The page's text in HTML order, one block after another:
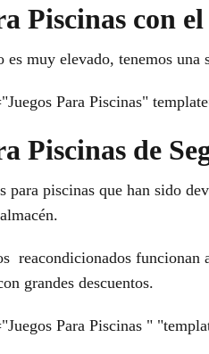
Piscinas con
es muy elevado, tenemos
Para Piscinas"
Piscinas de
para piscinas que han sido
reacondicionados
grandes descuentos.
Para Piscinas "